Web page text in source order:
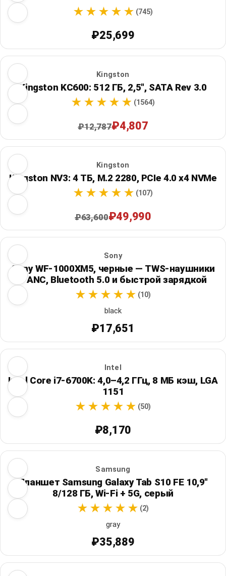
(745)
₽25,699
Kingston
Kingston KC600: 512 ГБ, 2,5", SATA Rev 3.0
(1564)
₽12,787₽4,807
Kingston
Kingston NV3: 4 ТБ, M.2 2280, PCIe 4.0 x4 NVMe
(107)
₽63,600₽49,990
Sony
Sony WF-1000XM5, черные — TWS-наушники
с ANC, Bluetooth 5.0 и быстрой зарядкой
(10)
black
₽17,651
Intel
Intel Core i7-6700K: 4,0–4,2 ГГц, 8 МБ кэш, LGA
1151
(50)
₽8,170
Samsung
Планшет Samsung Galaxy Tab S10 FE 10,9"
8/128 ГБ, Wi‑Fi + 5G, серый
(2)
gray
₽35,889